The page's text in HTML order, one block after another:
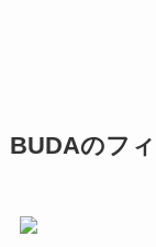
BUDAのフ